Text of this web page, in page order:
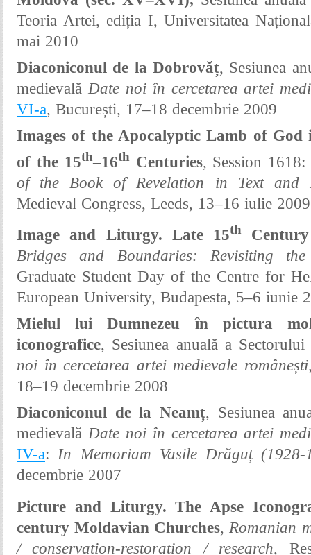
Teoria Artei, ediția I, Universitatea
mai 2010
Diaconiconul de la Dobrovăț, Sesiunea
medievală Date noi în cercetarea artei
VI-a, București, 17–18 decembrie 2009
Images of the Apocalyptic Lamb of
of the 15th–16thCenturies, Session
of the Book of Revelation in
Text and
Medieval Congress, Leeds, 13–16 iulie 2009
Image and Liturgy. Late 15th
Bridges and Boundaries: Revisiting the
Graduate Student Day of the Centre for
European University, Budapesta, 5–6 iunie
Mielul lui Dumnezeu în pictura
iconografice, Sesiunea anuală a Sectorului
noi în cercetarea artei medievale românești
18–19 decembrie 2008
Diaconiconul de la Neamț, Sesiunea
medievală Date noi în cercetarea artei
IV-a: In Memoriam Vasile Drăguț (1928-
decembrie 2007
Picture and Liturgy. The Apse
century Moldavian Churches, Romanian
/ conservation-restoration / research,